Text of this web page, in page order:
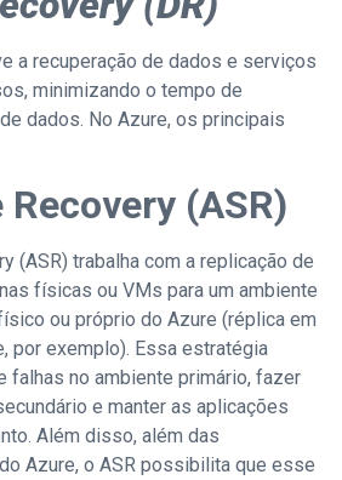
a recuperação de dados e serviços
minimizando o tempo de
dados. No Azure, os principais
(ASR)
(ASR) trabalha com a replicação de
físicas ou VMs para um ambiente
ou próprio do Azure (réplica em
por exemplo). Essa estratégia
falhas no ambiente primário, fazer
e manter as aplicações
Além disso, além das
Azure, o ASR possibilita que esse